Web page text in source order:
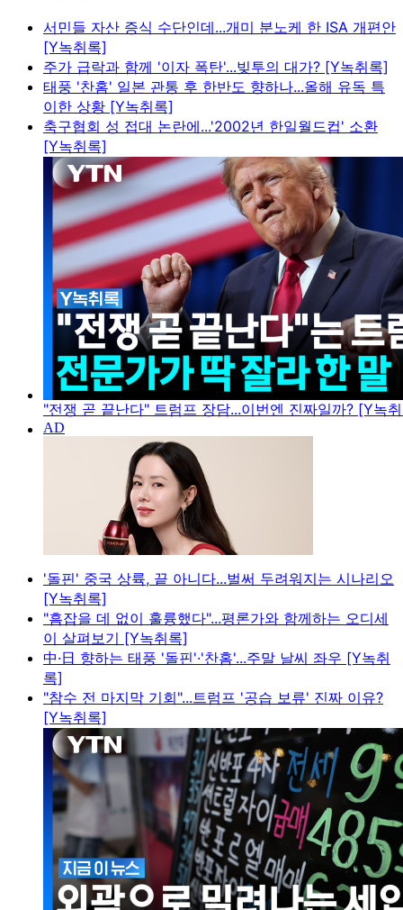
서민들 자산 증식 수단인데...개미 분노케 한 ISA 개편안
[Y녹취록]
주가 급락과 함께 '이자 폭탄'...빚투의 대가? [Y녹취록]
태풍 '찬홈' 일본 관통 후 한반도 향하나...올해 유독 특
이한 상황 [Y녹취록]
축구협회 성 접대 논란에...'2002년 한일월드컵' 소환
[Y녹취록]
"전쟁 곧 끝난다" 트럼프 장담...이번엔 진짜일까? [Y녹
'돌핀' 중국 상륙, 끝 아니다...벌써 두려워지는 시나리오
[Y녹취록]
"흠잡을 데 없이 훌륭했다"...평론가와 함께하는 오디세
이 살펴보기 [Y녹취록]
中·日 향하는 태풍 '돌핀'·'찬홈'...주말 날씨 좌우 [Y녹취
록]
"참수 전 마지막 기회"...트럼프 '공습 보류' 진짜 이유?
[Y녹취록]